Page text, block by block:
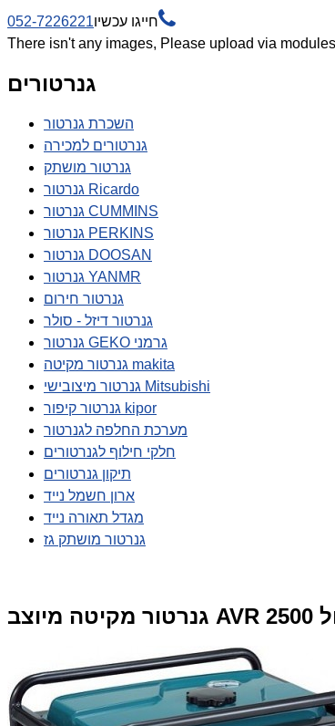
חייגו עכשיו052-7226221 
There isn't any images, Please upload via
גנרטורים
השכרת גנרטור
גנרטורים למכירה
גנרטור מושתק
גנרטור Ricardo
גנרטור CUMMINS
גנרטור PERKINS
גנרטור DOOSAN
גנרטור YANMR
גנרטור חירום
גנרטור דיזל - סולר
גנרטור GEKO גרמני
גנרטור מקיטה makita
גנרטור מיצובישי Mitsubishi
גנרטור קיפור kipor
מערכת החלפה לגנרטור
חלקי חילוף לגנרטורים
תיקון גנרטורים
ארון חשמל נייד
מגדל תאורה נייד
גנרטור מושתק גז